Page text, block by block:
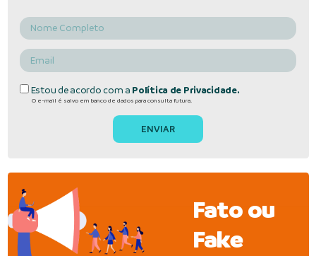
Estou de acordo com a Política de Privacidade.
O e-mail é salvo em banco de dados para consulta futura.
Fato ou
Fake